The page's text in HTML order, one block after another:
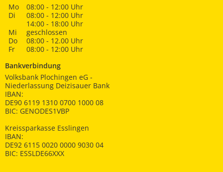
Mo
08:00 - 12:00 Uhr
Di
08:00 - 12:00 Uhr
14:00 - 18:00 Uhr
Mi
geschlossen
Do
08:00 - 12.00 Uhr
Fr
08:00 - 12:00 Uhr
Bankverbindung
Volksbank Plochingen eG -
Niederlassung Deizisauer Bank
IBAN:
DE90 6119 1310 0700 1000 08
BIC: GENODES1VBP
Kreissparkasse Esslingen
IBAN:
DE92 6115 0020 0000 9030 04
BIC: ESSLDE66XXX